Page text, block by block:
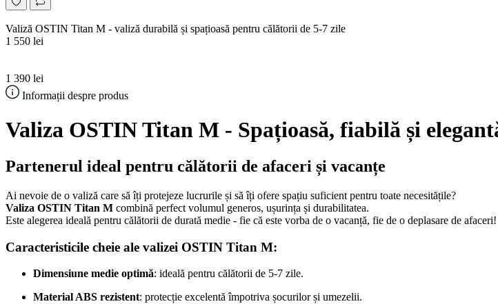
Valiză OSTIN Titan M - valiză durabilă și spațioasă pentru călătorii de 5-7 zile
1 550 lei
1 390 lei
Informații despre produs
Valiza OSTIN Titan M - Spațioasă, fiabilă și
Partenerul ideal pentru călătorii de afaceri și vacanțe
Ai nevoie de o valiză care să îți protejeze lucrurile și să îți ofere spațiu suficient pentru toate necesitățile?
Valiza OSTIN Titan M combină perfect volumul generos, ușurința și durabilitatea.
Este alegerea ideală pentru călătorii de durată medie - fie că este vorba de o vacanță, fie de o deplasare de afaceri!
Caracteristicile cheie ale valizei OSTIN Titan M:
Dimensiune medie optimă: ideală pentru călătorii de 5-7 zile.
Material ABS rezistent: protecție excelentă împotriva șocurilor și umezelii.